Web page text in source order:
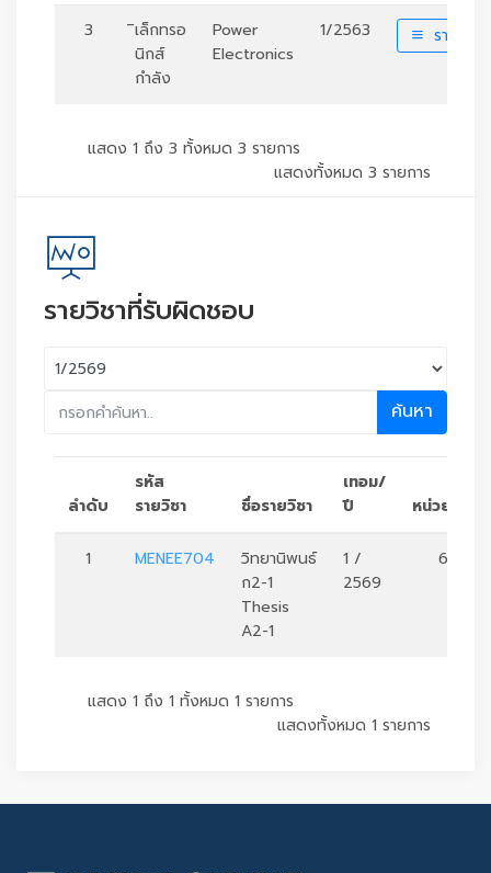
3
ิเล็กทรอ
นิกส์
กำลัง
Power
Electronics
1/2563 รายละเ
แสดง 1 ถึง 3 ทั้งหมด 3 รายการ
แสดงทั้งหมด 3 รายการ
รายวิชาที่รับผิดชอบ
ค้นหา
ลำดับ
รหัส
รายวิชา
ชื่อรายวิชา
เทอม/
ปี
หน่วยกิต
1 MENEE704
วิทยานิพนธ์
ก2-1
Thesis
A2-1
1 /
2569
6
แสดง 1 ถึง 1 ทั้งหมด 1 รายการ
แสดงทั้งหมด 1 รายการ